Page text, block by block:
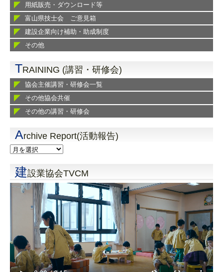
用紙販売・ダウンロード等
富山県技士会 ご意見箱
建設企業向け補助・助成制度
その他
TRAINING (講習・研修会)
協会主催講習・研修会一覧
その他協会共催
その他の講習・研修会
Archive Report(活動報告)
建設業協会TVCM